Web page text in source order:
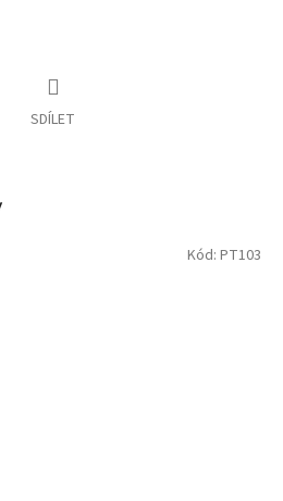
SDÍLET
Kód: PT103